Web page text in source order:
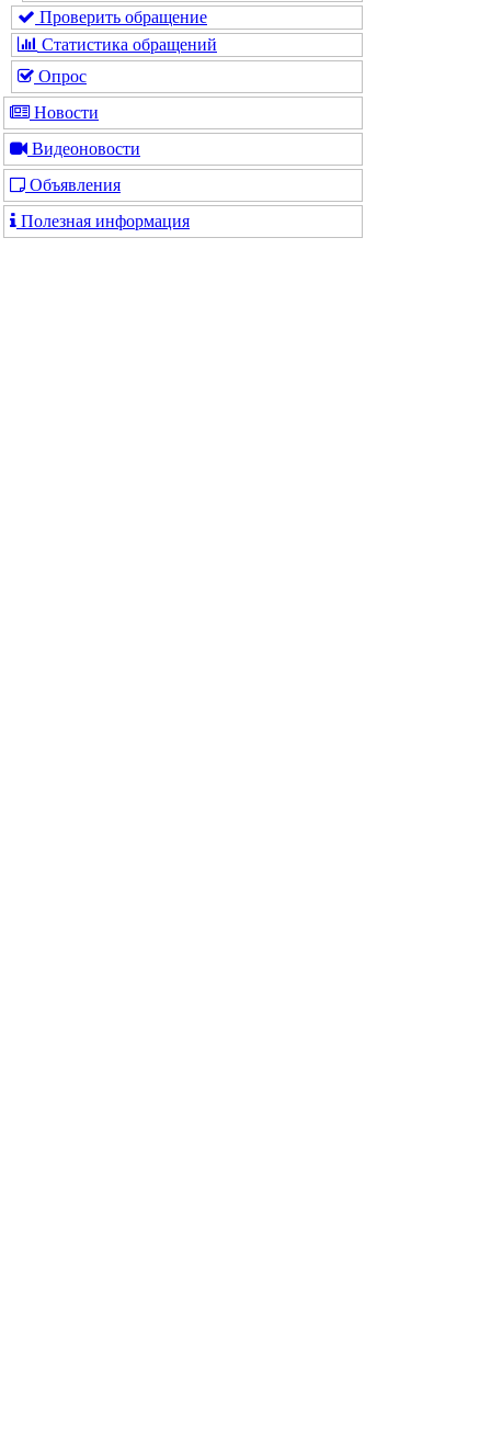
Проверить обращение
Статистика обращений
Опрос
Новости
Видеоновости
Объявления
Полезная информация